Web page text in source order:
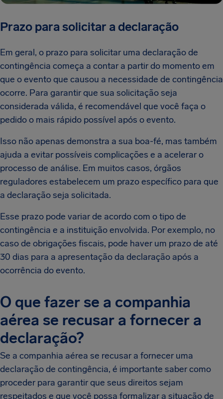
Prazo para solicitar a declaração
Em geral, o prazo para solicitar uma declaração de
contingência começa a contar a partir do momento em
que o evento que causou a necessidade de contingência
ocorre. Para garantir que sua solicitação seja
considerada válida, é recomendável que você faça o
pedido o mais rápido possível após o evento.
Isso não apenas demonstra a sua boa-fé, mas também
ajuda a evitar possíveis complicações e a acelerar o
processo de análise. Em muitos casos, órgãos
reguladores estabelecem um prazo específico para que
a declaração seja solicitada.
Esse prazo pode variar de acordo com o tipo de
contingência e a instituição envolvida. Por exemplo, no
caso de obrigações fiscais, pode haver um prazo de até
30 dias para a apresentação da declaração após a
ocorrência do evento.
O que fazer se a companhia
aérea se recusar a fornecer a
declaração?
Se a companhia aérea se recusar a fornecer uma
declaração de contingência, é importante saber como
proceder para garantir que seus direitos sejam
respeitados e que você possa formalizar a situação de